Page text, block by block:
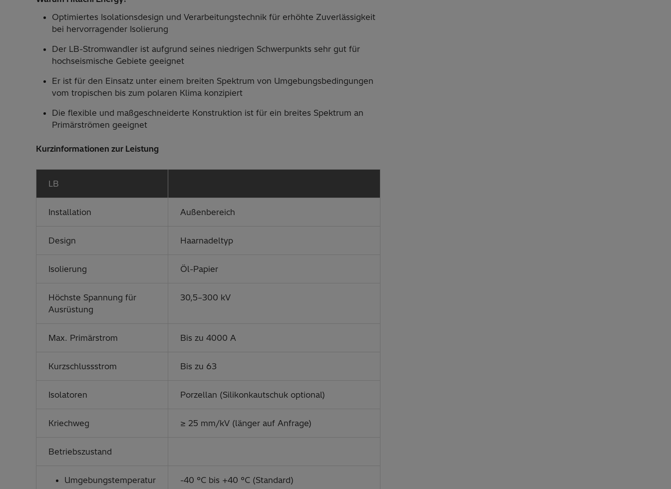
Optimiertes Isolationsdesign und Verarbeitungstechnik für erhöhte Zuverlässigkeit
bei hervorragender Isolierung
Der LB-Stromwandler ist aufgrund seines niedrigen Schwerpunkts sehr gut für
hochseismische Gebiete geeignet
Er ist für den Einsatz unter einem breiten Spektrum von Umgebungsbedingungen
vom tropischen bis zum polaren Klima konzipiert
Die flexible und maßgeschneiderte Konstruktion ist für ein breites Spektrum an
Primärströmen geeignet
Kurzinformationen zur Leistung
LB
Installation Außenbereich
Design Haarnadeltyp
Isolierung Öl-Papier
Höchste Spannung für
Ausrüstung
30,5–300 kV
Max. Primärstrom Bis zu 4000 A
Kurzschlussstrom Bis zu 63
Isolatoren Porzellan (Silikonkautschuk optional)
Kriechweg ≥ 25 mm/kV (länger auf Anfrage)
Betriebszustand
Umgebungstemperatur -40 °C bis +40 °C (Standard)